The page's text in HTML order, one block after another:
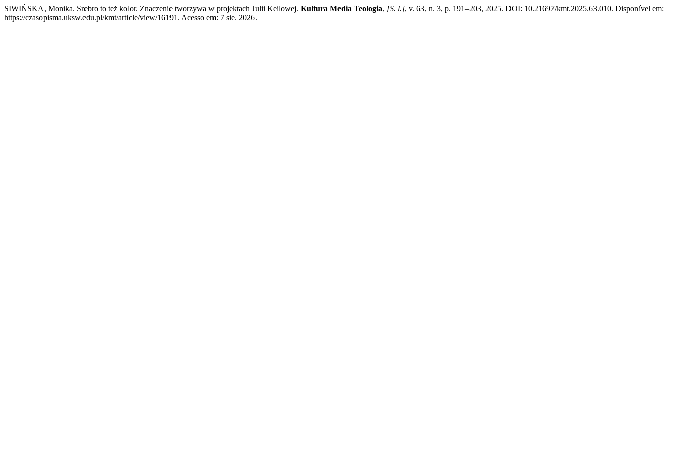
SIWIŃSKA, Monika. Srebro to też kolor. Znaczenie tworzywa w projektach Julii Keilowej. Kultura Media Teologia, [S. l.], v. 63, n. 3, p. 191–203, 2025. DOI: 10.21697/kmt.2025.63.010. Disponível em:
https://czasopisma.uksw.edu.pl/kmt/article/view/16191. Acesso em: 7 sie. 2026.